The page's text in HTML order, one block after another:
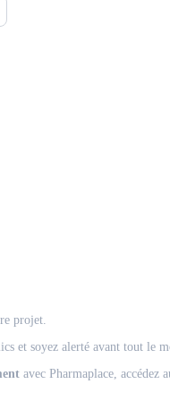
projet.
et soyez alerté avant tout le
avec Pharmaplace, accédez